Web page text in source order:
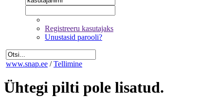
Registreeru kasutajaks
Unustasid parooli?
www.snap.ee / Tellimine
Ühtegi pilti pole lisatud.